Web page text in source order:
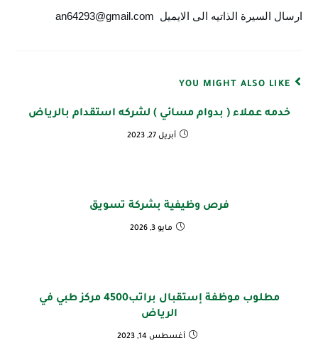
ارسال السيرة الذاتيه الى الايميل  an64293@gmail.com
YOU MIGHT ALSO LIKE
خدمه عملاء ( بدوام مسائي ) لشركه استقدام بالرياض
أبريل 27, 2023
فرص وظيفية بشركة تسويق
مايو 3, 2026
مطلوب موظفة إستقبال براتب4500 مركز طبي في
الرياض
أغسطس 14, 2023